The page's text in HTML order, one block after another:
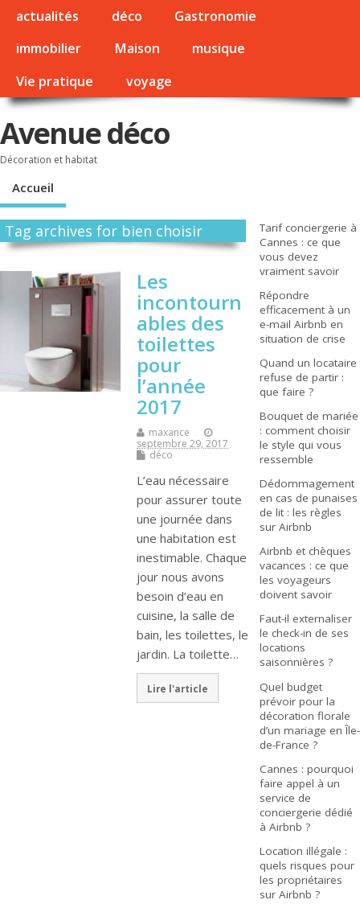
actualités déco
Gastronomie
immobilier
Maison
musique
Vie pratique
voyage
Avenue déco
Décoration et habitat
Accueil
Tag archives for bien choisir
Les
incontourn
ables des
toilettes
pour
l’année
2017
maxance
septembre 29, 2017
déco
L’eau nécessaire
pour assurer toute
une journée dans
une habitation est
inestimable. Chaque
jour nous avons
besoin d’eau en
cuisine, la salle de
bain, les toilettes, le
jardin. La toilette…
Lire l'article
Tarif conciergerie à
Cannes : ce que
vous devez
vraiment savoir
Répondre
efficacement à un
e-mail Airbnb en
situation de crise
Quand un locataire
refuse de partir :
que faire ?
Bouquet de mariée
: comment choisir
le style qui vous
ressemble
Dédommagement
en cas de punaises
de lit : les règles
sur Airbnb
Airbnb et chèques
vacances : ce que
les voyageurs
doivent savoir
Faut-il externaliser
le check-in de ses
locations
saisonnières ?
Quel budget
prévoir pour la
décoration florale
d’un mariage en Île-
de-France ?
Cannes : pourquoi
faire appel à un
service de
conciergerie dédié
à Airbnb ?
Location illégale :
quels risques pour
les propriétaires
sur Airbnb ?